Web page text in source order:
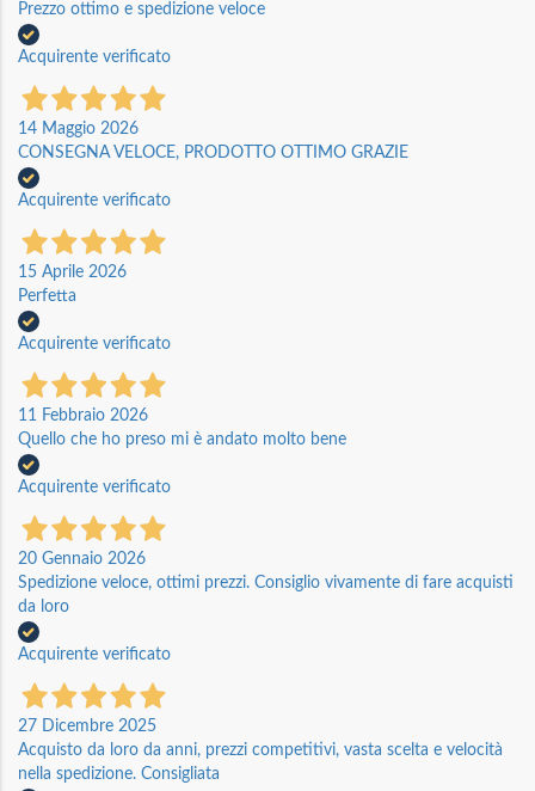
Prezzo ottimo e spedizione veloce
Acquirente verificato
14 Maggio 2026
CONSEGNA VELOCE, PRODOTTO OTTIMO GRAZIE
Acquirente verificato
15 Aprile 2026
Perfetta
Acquirente verificato
11 Febbraio 2026
Quello che ho preso mi è andato molto bene
Acquirente verificato
20 Gennaio 2026
Spedizione veloce, ottimi prezzi. Consiglio vivamente di fare acquisti
da loro
Acquirente verificato
27 Dicembre 2025
Acquisto da loro da anni, prezzi competitivi, vasta scelta e velocità
nella spedizione. Consigliata